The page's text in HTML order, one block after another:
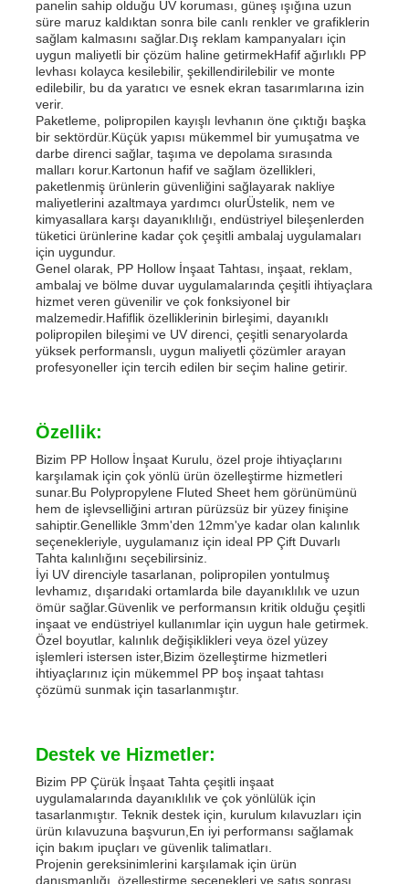
panelin sahip olduğu UV koruması, güneş ışığına uzun
süre maruz kaldıktan sonra bile canlı renkler ve grafiklerin
sağlam kalmasını sağlar.Dış reklam kampanyaları için
uygun maliyetli bir çözüm haline getirmekHafif ağırlıklı PP
levhası kolayca kesilebilir, şekillendirilebilir ve monte
edilebilir, bu da yaratıcı ve esnek ekran tasarımlarına izin
verir.
Paketleme, polipropilen kayışlı levhanın öne çıktığı başka
bir sektördür.Küçük yapısı mükemmel bir yumuşatma ve
darbe direnci sağlar, taşıma ve depolama sırasında
malları korur.Kartonun hafif ve sağlam özellikleri,
paketlenmiş ürünlerin güvenliğini sağlayarak nakliye
maliyetlerini azaltmaya yardımcı olurÜstelik, nem ve
kimyasallara karşı dayanıklılığı, endüstriyel bileşenlerden
tüketici ürünlerine kadar çok çeşitli ambalaj uygulamaları
için uygundur.
Genel olarak, PP Hollow İnşaat Tahtası, inşaat, reklam,
ambalaj ve bölme duvar uygulamalarında çeşitli ihtiyaçlara
hizmet veren güvenilir ve çok fonksiyonel bir
malzemedir.Hafiflik özelliklerinin birleşimi, dayanıklı
polipropilen bileşimi ve UV direnci, çeşitli senaryolarda
yüksek performanslı, uygun maliyetli çözümler arayan
profesyoneller için tercih edilen bir seçim haline getirir.
Özellik:
Bizim PP Hollow İnşaat Kurulu, özel proje ihtiyaçlarını
karşılamak için çok yönlü ürün özelleştirme hizmetleri
sunar.Bu Polypropylene Fluted Sheet hem görünümünü
hem de işlevselliğini artıran pürüzsüz bir yüzey finişine
sahiptir.Genellikle 3mm'den 12mm'ye kadar olan kalınlık
seçenekleriyle, uygulamanız için ideal PP Çift Duvarlı
Tahta kalınlığını seçebilirsiniz.
İyi UV direnciyle tasarlanan, polipropilen yontulmuş
levhamız, dışarıdaki ortamlarda bile dayanıklılık ve uzun
ömür sağlar.Güvenlik ve performansın kritik olduğu çeşitli
inşaat ve endüstriyel kullanımlar için uygun hale getirmek.
Özel boyutlar, kalınlık değişiklikleri veya özel yüzey
işlemleri istersen ister,Bizim özelleştirme hizmetleri
ihtiyaçlarınız için mükemmel PP boş inşaat tahtası
çözümü sunmak için tasarlanmıştır.
Destek ve Hizmetler:
Bizim PP Çürük İnşaat Tahta çeşitli inşaat
uygulamalarında dayanıklılık ve çok yönlülük için
tasarlanmıştır. Teknik destek için, kurulum kılavuzları için
ürün kılavuzuna başvurun,En iyi performansı sağlamak
için bakım ipuçları ve güvenlik talimatları.
Projenin gereksinimlerini karşılamak için ürün
danışmanlığı, özelleştirme seçenekleri ve satış sonrası